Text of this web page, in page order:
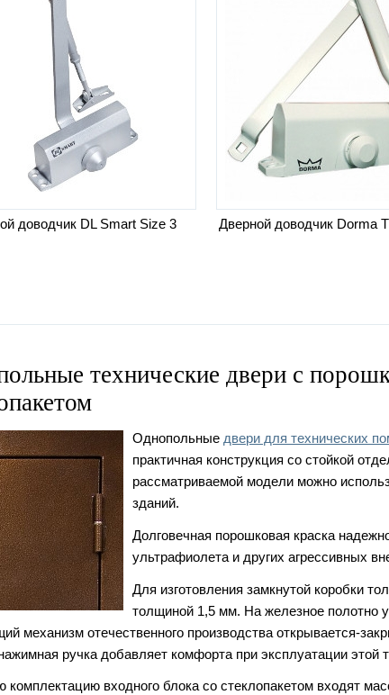
доводчик DL Smart Size 3 Дверной доводчик Dorma
технические двери с
Однопольные двери для технических
практичная конструкция со стойкой
рассматриваемой модели можно
зданий.
Долговечная порошковая краска
ультрафиолета и других агрессивных
Для изготовления замкнутой коробки
толщиной 1,5 мм. На железное
механизм отечественного производства открывается-
ручка добавляет комфорта при эксплуатации этой
комплектацию входного блока со стеклопакетом входят